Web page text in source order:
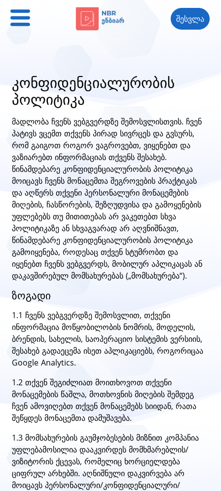
შესვლა
კონფიდენციალურობის
პოლიტიკა
მადლობა ჩვენს ვებგვერდზე შემოსვლისთვის. ჩვენ
პატივს ვცემთ თქვენს პირად სივრცეს და გვსურს,
რომ გაიგოთ როგორ ვაგროვებთ, ვიყენებთ და
ვაზიარებთ ინფორმაციას თქვენს შესახებ.
წინამდებარე კონფიდენციალურობის პოლიტიკა
მოიცავს ჩვენს მონაცემთა შეგროვების პრაქტიკას
და აღწერს თქვენი პერსონალური მონაცემების
მიღების, ჩასწორების, შეზღუდვისა და გამოყენების
უფლებებს თუ მითითებას არ ვაკეთებთ სხვა
პოლიტიკაზე ან სხვაგვარად არ აღვნიშნავთ,
წინამდებარე კონფიდენციალურობის პოლიტიკა
გამოიყენება, როდესაც თქვენ სტუმრობთ და
იყენებთ ჩვენს ვებგვერდს, მობილურ აპლიკაცას ან
დაკავშირებულ მომსახურებას („მომსახურება“).
ზოგადი
1.1 ჩვენს ვებგვერდზე შემოსვლით, თქვენი
ინფორმაცია მოწყობილობის ნომრის, მოდელის,
ბრენდის, სახელის, საოპერაციო სისტემის ვერსიის,
შესახებ გადაეცემა ისეთ აპლიკაციებს, როგორიცაა
Google Analytics.
1.2 თქვენ შეგიძლიათ მოითხოვოთ თქვენი
მონაცემების წაშლა, მოთხოვნის მიღების შემდეგ
ჩვენ ამოვიღებთ თქვენ მონაცემებს სიიდან, რათა
შეწყდეს მონაცემთა დამუშავება.
1.3 მომსახურების გაუმჯობესების მიზნით კომპანია
უფლებამოსილია დააკვირდეს მომხმარებლის/
ვიზიტორის ქცევას, რომელიც ხორციელდება
ციფრულ არხებში. აღნიშნული დაკვირვება არ
მოიცავს პერსონალური/კონფიდენციალური/